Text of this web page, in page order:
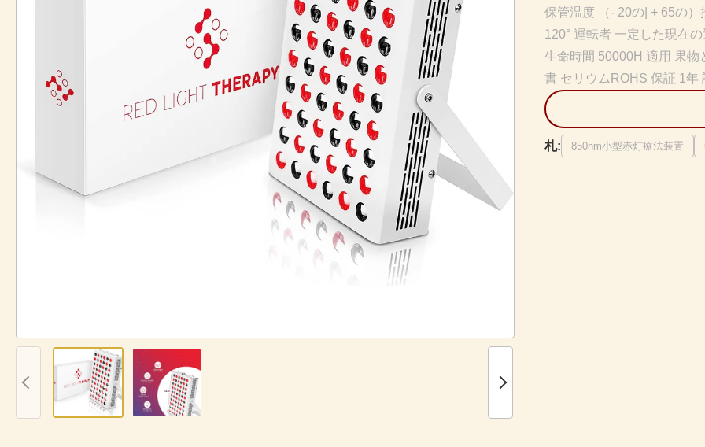
保管温度 （- 20の| + 65の
120° 運転者 一定した現在
生命時間 50000H 適用 果
書 セリウムROHS 保証 1年
札: 850nm小型赤灯療法装置